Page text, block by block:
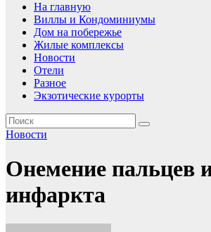
На главную
Виллы и Кондоминиумы
Дом на побережье
Жилые комплексы
Новости
Отели
Разное
Экзотические курорты
Новости
Онемение пальцев
инфаркта